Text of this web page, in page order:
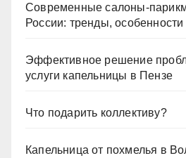
Современные салоны-
России: тренды,
Эффективное решение
услуги капельницы в Пензе
Что подарить коллективу?
Капельница от похмелья в